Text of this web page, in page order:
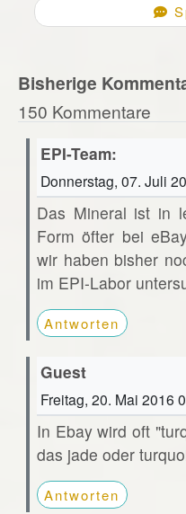
Bisherige
150 Kommentare
EPI-Team:
Donnerstag, 07. Juli
Das Mineral ist in
Form öfter bei
wir haben bisher
im EPI-Labor
Antworten
Guest
Freitag, 20. Mai 2016
In Ebay wird oft
das jade oder
Antworten